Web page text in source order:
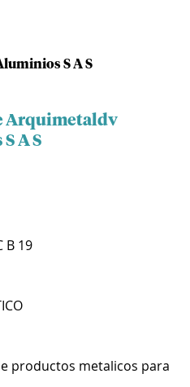
S A S
Arquimetaldv
A S
B 19
productos metalicos para